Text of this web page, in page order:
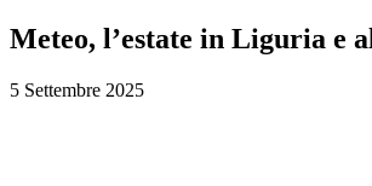
Meteo, l’estate in Liguria e
5 Settembre 2025